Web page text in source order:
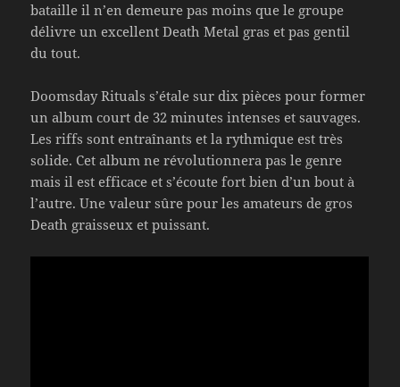
bataille il n’en demeure pas moins que le groupe
délivre un excellent Death Metal gras et pas gentil
du tout.
Doomsday Rituals s’étale sur dix pièces pour former
un album court de 32 minutes intenses et sauvages.
Les riffs sont entraînants et la rythmique est très
solide. Cet album ne révolutionnera pas le genre
mais il est efficace et s’écoute fort bien d’un bout à
l’autre. Une valeur sûre pour les amateurs de gros
Death graisseux et puissant.